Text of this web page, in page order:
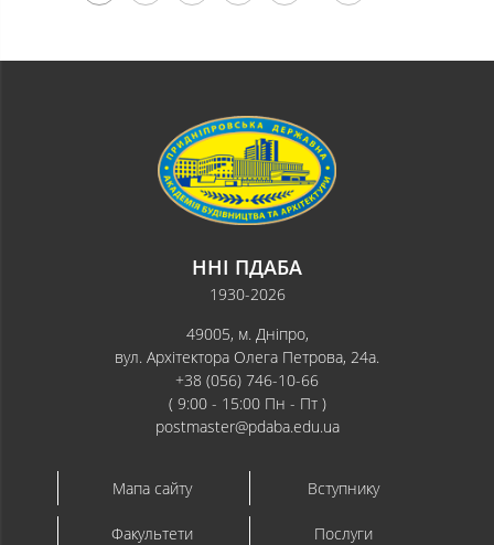
ННІ ПДАБА
1930-2026
49005, м. Дніпро,
вул. Архітектора Олега Петрова, 24а.
+38 (056) 746-10-66
( 9:00 - 15:00 Пн - Пт )
postmaster@pdaba.edu.ua
Мапа сайту Вступнику
Факультети Послуги